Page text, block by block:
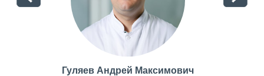
Гуляев Андрей Максимович